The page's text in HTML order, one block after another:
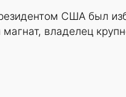
США был
владелец